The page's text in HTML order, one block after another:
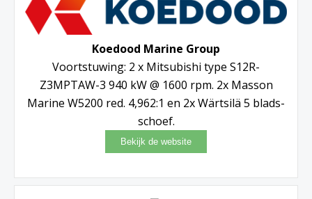
Koedood Marine Group
Voortstuwing: 2 x Mitsubishi type S12R-
Z3MPTAW-3 940 kW @ 1600 rpm. 2x Masson
Marine W5200 red. 4,962:1 en 2x Wärtsilä 5 blads-
schoef.